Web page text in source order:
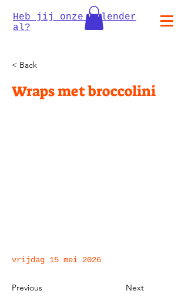
Heb jij onze kalender
al?
< Back
Wraps met broccolini
vrijdag 15 mei 2026
Previous Next